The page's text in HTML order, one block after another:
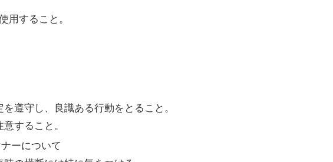
用すること。
遵守し、良識ある行動をとること。
すること。
ーについて